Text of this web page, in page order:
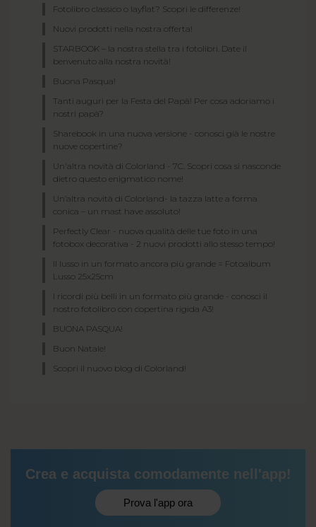
Fotolibro classico o layflat? Scopri le differenze!
Nuovi prodotti nella nostra offerta!
STARBOOK – la nostra stella tra i fotolibri. Date il
benvenuto alla nostra novità!
Buona Pasqua!
Tanti auguri per la Festa del Papà! Per cosa adoriamo i
nostri papà?
Sharebook in una nuova versione - conosci già le nostre
nuove copertine?
Un'altra novità di Colorland - 7C. Scopri cosa si nasconde
dietro questo enigmatico nome!
Un’altra novità di Colorland- la tazza latte a forma
conica – un mast have assoluto!
Perfectly Clear - nuova qualità delle tue foto in una
fotobox decorativa - 2 nuovi prodotti allo stesso tempo!
Il lusso in un formato ancora più grande = Fotoalbum
Lusso 25x25cm
I ricordi più belli in un formato più grande - conosci il
nostro fotolibro con copertina rigida A3!
BUONA PASQUA!
Buon Natale!
Scopri il nuovo blog di Colorland!
Crea e acquista comodamente nell'app!
Prova l'app ora